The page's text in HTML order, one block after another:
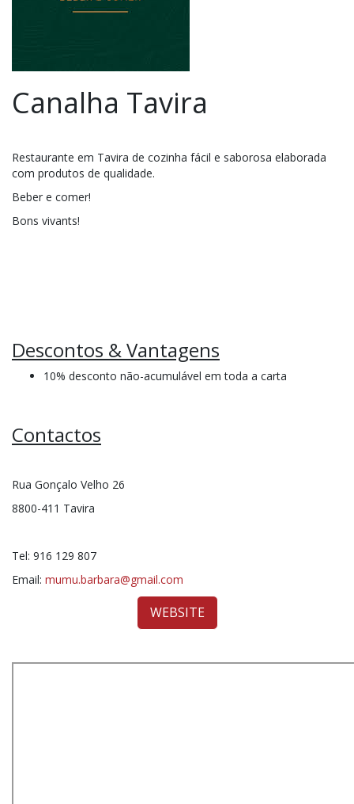
Canalha Tavira
Restaurante em Tavira de cozinha fácil e saborosa elaborada
com produtos de qualidade.
Beber e comer!
Bons vivants!
Descontos & Vantagens
10% desconto não-acumulável em toda a carta
Contactos
Rua Gonçalo Velho 26
8800-411 Tavira
Tel: 916 129 807
Email: mumu.barbara@gmail.com
WEBSITE